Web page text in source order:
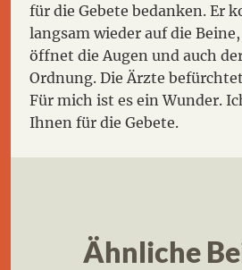
für die Gebete bedanken. Er
langsam wieder auf die
öffnet die Augen und auch
Ordnung. Die Ärzte
Für mich ist es ein Wunder.
Ihnen für die Gebete.
Ähnliche